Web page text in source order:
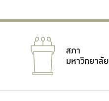
สภา
มหาวิทยาลัย